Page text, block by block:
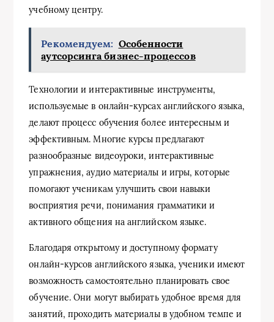
учебному центру.
Рекомендуем: Особенности
аутсорсинга бизнес-процессов
Технологии и интерактивные инструменты,
используемые в онлайн-курсах английского языка,
делают процесс обучения более интересным и
эффективным. Многие курсы предлагают
разнообразные видеоуроки, интерактивные
упражнения, аудио материалы и игры, которые
помогают ученикам улучшить свои навыки
восприятия речи, понимания грамматики и
активного общения на английском языке.
Благодаря открытому и доступному формату
онлайн-курсов английского языка, ученики имеют
возможность самостоятельно планировать свое
обучение. Они могут выбирать удобное время для
занятий, проходить материалы в удобном темпе и